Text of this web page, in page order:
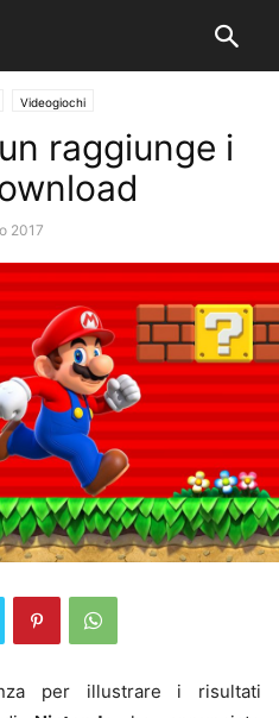
Videogiochi
raggiunge i
2017
per illustrare i risultati